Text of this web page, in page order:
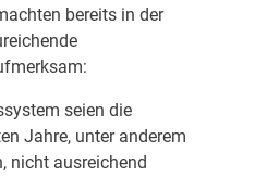
bereits in der
seien die
Jahre, unter anderem
nicht ausreichend